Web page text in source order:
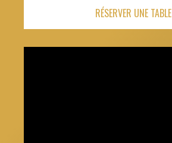
RÉSERVER UNE TABLE